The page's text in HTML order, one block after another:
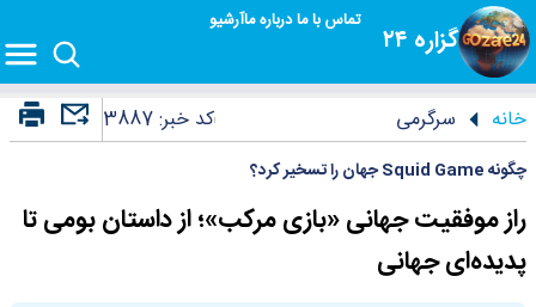
گزاره ۲۴
تماس با مادرباره ماآرشیو
خانه سرگرمی کد خبر:3887
چگونه Squid Game جهان را تسخیر کرد؟
راز موفقیت جهانی «بازی مرکب»؛ از داستان بومی تا
پدیده‌ای جهانی